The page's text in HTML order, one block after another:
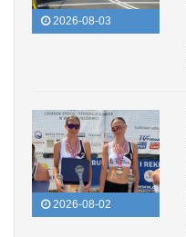
2026-08-03
2026-08-02